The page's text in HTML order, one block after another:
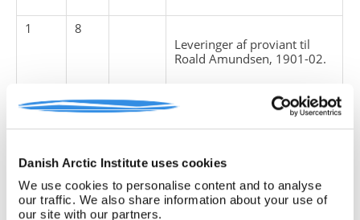
Danish Arctic Institute uses cookies
We use cookies to personalise content and to analyse
our traffic. We also share information about your use of
our site with our partners.
1
8
Leveringer af proviant til
Roald Amundsen, 1901-02.
Leveringer af proviant til
Drygalski’s
Sydpolsekspedition, 1901-